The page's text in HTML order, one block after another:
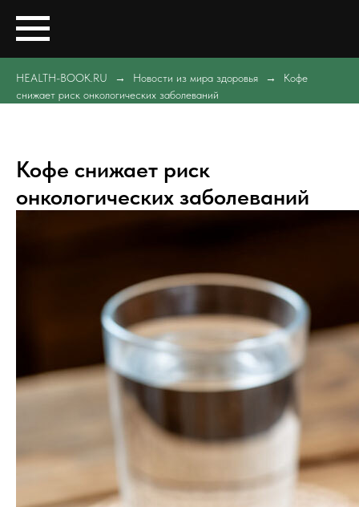
HEALTH-BOOK.RU Новости из мира здоровья
Кофе
снижает риск онкологических заболеваний
Кофе снижает риск
онкологических заболеваний